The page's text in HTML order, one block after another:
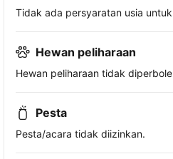
Tidak ada persyaratan usia
Hewan peliharaan
Hewan peliharaan tidak
Pesta
Pesta/acara tidak diizinkan.